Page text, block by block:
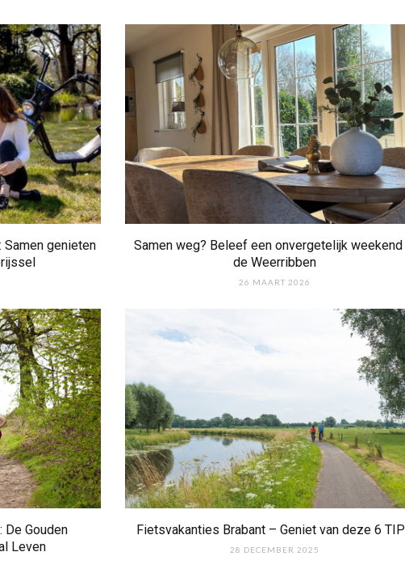
Samen genieten
Samen weg? Beleef een onvergetelijk weekend
de Weerribben
26 MAART 2026
De Gouden
Leven
Fietsvakanties Brabant – Geniet van deze 6
28 DECEMBER 2025